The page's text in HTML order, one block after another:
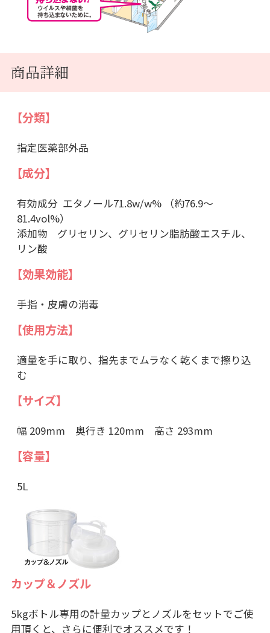
商品詳細
【分類】
指定医薬部外品
【成分】
有効成分 エタノール71.8w/w% （約76.9～
81.4vol%）
添加物 グリセリン、グリセリン脂肪酸エスチル、
リン酸
【効果効能】
手指・皮膚の消毒
【使用方法】
適量を手に取り、指先までムラなく乾くまで擦り込
む
【サイズ】
幅 209mm 奥行き 120mm 高さ 293mm
【容量】
5L
カップ＆ノズル
5kgボトル専用の計量カップとノズルをセットでご使
用頂くと、さらに便利でオススメです！